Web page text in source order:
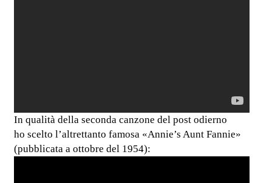
In qualità della seconda canzone del post odierno
ho scelto l’altrettanto famosa «Annie’s Aunt Fannie»
(pubblicata a ottobre del 1954):